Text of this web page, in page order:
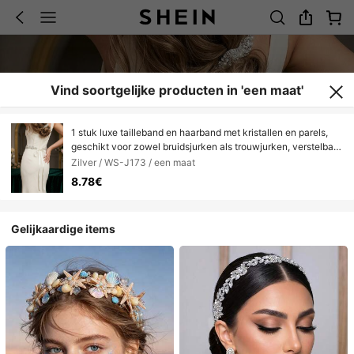
Vind soortgelijke producten in 'een maat'
1 stuk luxe tailleband en haarband met kristallen en parels,
geschikt voor zowel bruidsjurken als trouwjurken, verstelbare
satijnen tailleketting, feestkapsel, festival, elegant
Zilver / WS-J173 / een maat
8.78€
Gelijkaardige items